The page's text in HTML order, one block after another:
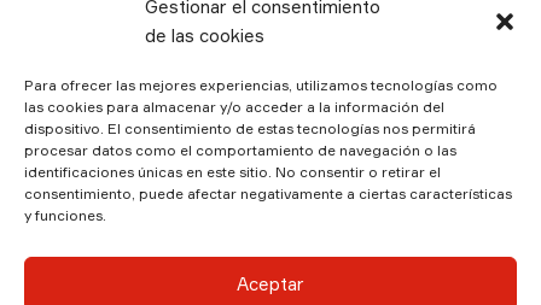
Gestionar el consentimiento
de las cookies
Para ofrecer las mejores experiencias, utilizamos tecnologías como
las cookies para almacenar y/o acceder a la información del
dispositivo. El consentimiento de estas tecnologías nos permitirá
procesar datos como el comportamiento de navegación o las
identificaciones únicas en este sitio. No consentir o retirar el
consentimiento, puede afectar negativamente a ciertas características
y funciones.
Aceptar
Colina en EL CASTILLO DE PEDRAZA
NOV
1
7:00 pm
Niño Josele en Cartagena Jazz Festival
Ver calendario